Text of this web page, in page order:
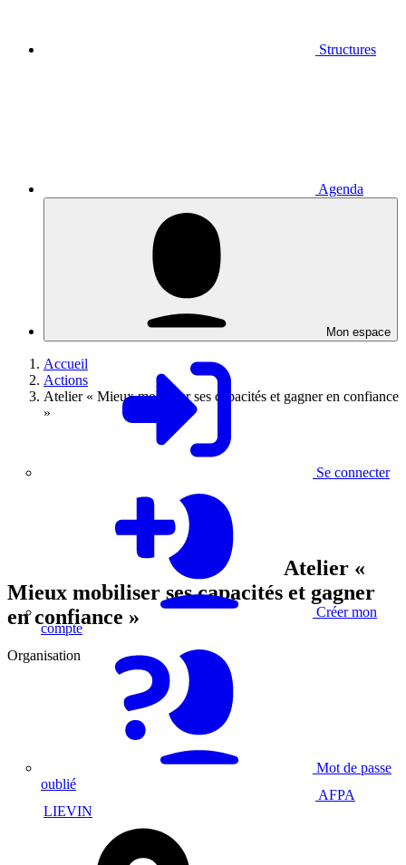
Structures
Agenda
Mon espace
Se connecter
Créer mon
compte
Mot de passe
oublié
Accueil
Actions
Atelier « Mieux mobiliser ses capacités et gagner en confiance
»
Atelier «
Mieux mobiliser ses capacités et gagner
en confiance »
Organisation
AFPA
LIEVIN